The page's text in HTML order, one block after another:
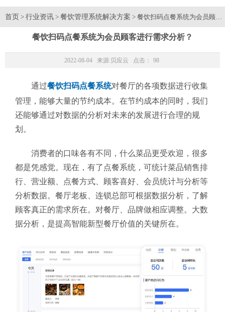
首页 > 行业资讯 > 餐饮管理系统解决方案 > 餐饮扫码点餐系统为会员顾客
餐饮扫码点餐系统为会员顾客进行需求分析？
2022-08-04 来源: 贝应云 点击： 98
通过餐饮扫码点餐系统对餐厅的各项数据进行收集
管理，能够大量的节约成本。在节约成本的同时，我们
还能够通过对数据的分析对未来的发展进行合理的规
划。
消费者的口味各有不同，什么菜品更受欢迎，很多
都是凭感觉。现在，有了点餐系统，可统计菜品销售排
行、营业额、点餐方式、顾客喜好、会员统计与分析等
分析数据。餐厅老板、连锁总部可根据数据分析，了解
顾客真正的需求所在。对餐厅、品牌做相应调整。大数
据分析，是提高智能新型餐厅价值的关键所在。